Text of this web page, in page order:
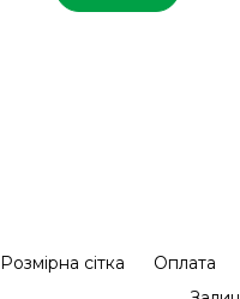
Розмірна сітка Оплата